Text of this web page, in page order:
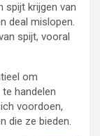
spijt krijgen van
deal mislopen.
spijt, vooral
om
handelen
voordoen,
die ze bieden.